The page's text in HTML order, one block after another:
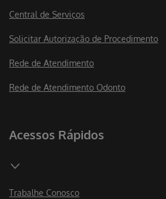
Central de Serviços
Solicitar Autorização de Procedimento
Rede de Atendimento
Rede de Atendimento Odonto
Acessos Rápidos
Trabalhe Conosco